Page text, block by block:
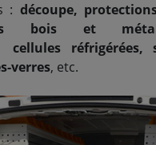
: découpe,
bois et
réfrigérées,
verres, etc.